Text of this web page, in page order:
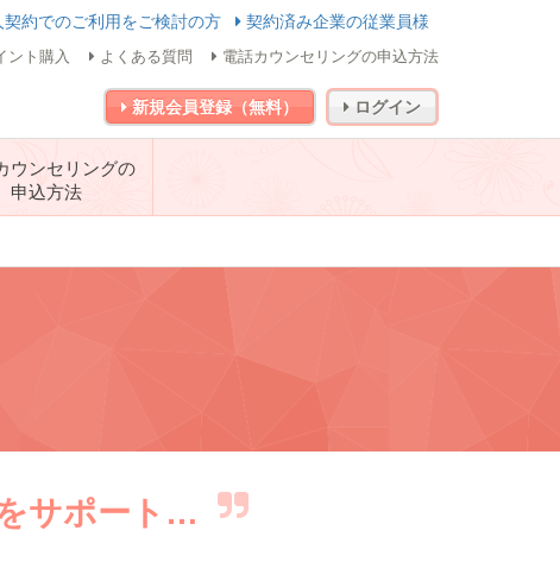
契約でのご利用をご検討の方 契約済み企業の従業員様
ント購入 よくある質問 電話カウンセリングの申込方法
新規会員登録（無料） ログイン
ウンセリングの
申込方法
サポート…